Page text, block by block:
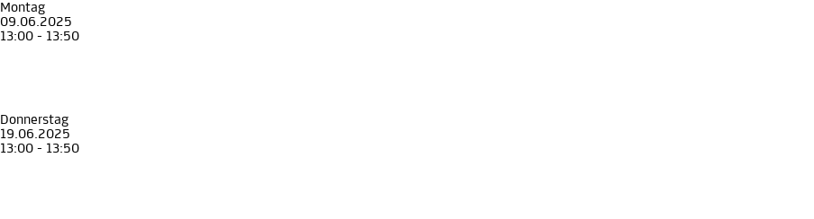
Montag
09.06.2025
13:00 - 13:50
Donnerstag
19.06.2025
13:00 - 13:50